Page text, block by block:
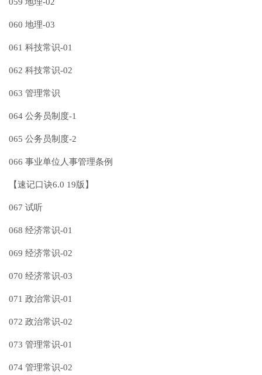
060 地理-03
061 科技常识-01
062 科技常识-02
063 管理常识
064 公务员制度-1
065 公务员制度-2
066 事业单位人事管理条例
【速记口诀6.0 19版】
067 试听
068 经济常识-01
069 经济常识-02
070 经济常识-03
071 政治常识-01
072 政治常识-02
073 管理常识-01
074 管理常识-02